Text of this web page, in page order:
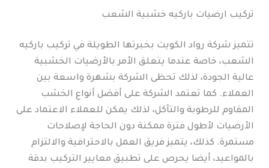
تركيب ارضيات باركيه خشبية الشعب
تتميز شركة رواد الكويت بخبرتها الطويلة في تركيب باركيه
الشعب، خاصة عندما يتعلق الأمر بالأرضيات الخشبية
عالية الجودة، لذلك تحظى الشركة بشهرة واسعة بين
العملاء. كما تعتمد الشركة على أفضل أنواع الخشب
المقاوم للرطوبة والتآكل، لذلك يمكن للعملاء الاعتماد على
الأرضيات لأطول فترة ممكنة دون الحاجة لإصلاحات
مستمرة. كذلك، يتميز فريق العمل بالاحترافية والالتزام
بالمواعيد، أيضا يحرص على تطبيق معايير التركيب بدقة